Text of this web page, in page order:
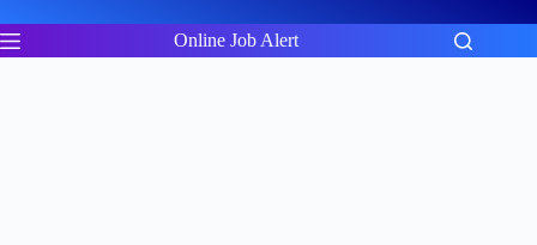
to
content
Online Job Alert